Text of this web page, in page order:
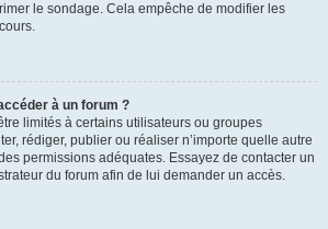
le sondage. Cela empêche de modifier les
à un forum ?
limités à certains utilisateurs ou groupes
rédiger, publier ou réaliser n’importe quelle autre
permissions adéquates. Essayez de contacter un
du forum afin de lui demander un accès.